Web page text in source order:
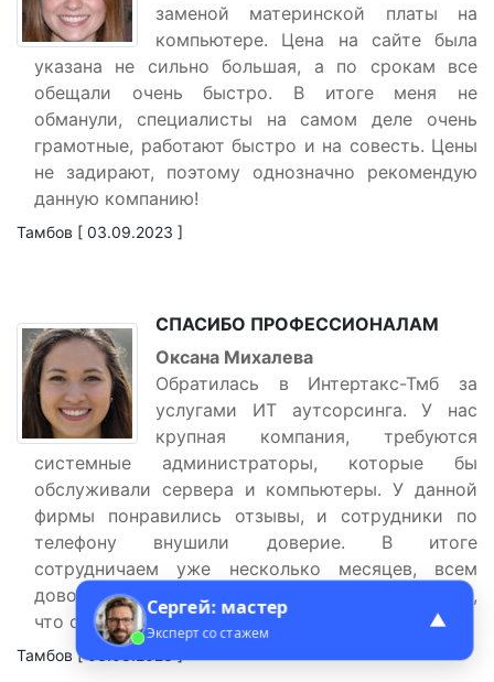
заменой материнской платы на
компьютере. Цена на сайте была
указана не сильно большая, а по срокам все
обещали очень быстро. В итоге меня не
обманули, специалисты на самом деле очень
грамотные, работают быстро и на совесть. Цены
не задирают, поэтому однозначно рекомендую
данную компанию!
Тамбов [ 03.09.2023 ]
СПАСИБО ПРОФЕССИОНАЛАМ
Оксана Михалева
Обратилась в Интертакс-Тмб за
услугами ИТ аутсорсинга. У нас
крупная компания, требуются
системные администраторы, которые бы
обслуживали сервера и компьютеры. У данной
фирмы понравились отзывы, и сотрудники по
телефону внушили доверие. В итоге
сотрудничаем уже несколько месяцев, всем
довольны. Оборудование ни разу не подводило,
что очень важно для нас. Советуем!
Тамбов [ 03.08.2023 ]
Сергей: мастер
Эксперт со стажем ▲